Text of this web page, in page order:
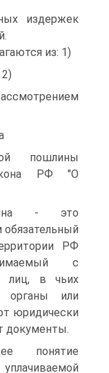
издержек
из: 1)
пошлины
РФ "О
- это
РФ
с
лиц, в чьих
органы или
юридически
документы.
понятие